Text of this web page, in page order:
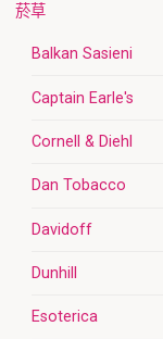
菸草
Balkan Sasieni
Captain Earle's
Cornell & Diehl
Dan Tobacco
Davidoff
Dunhill
Esoterica